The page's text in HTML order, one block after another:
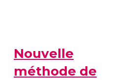
Nouvelle
méthode de